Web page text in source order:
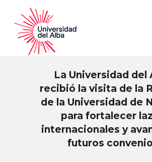
La Universidad del
recibió la visita de la
de la Universidad de
para fortalecer
internacionales y
futuros